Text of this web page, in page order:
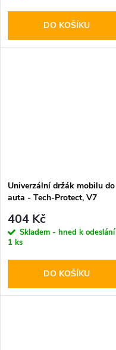
DO KOŠÍKU
Univerzální držák mobilu do
auta - Tech-Protect, V7
404 Kč
Skladem - hned k odeslání
1 ks
DO KOŠÍKU